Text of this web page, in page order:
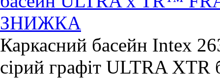
ЗНИЖКА
Каркасний басейн Intex
сірий графіт ULTRA XTR